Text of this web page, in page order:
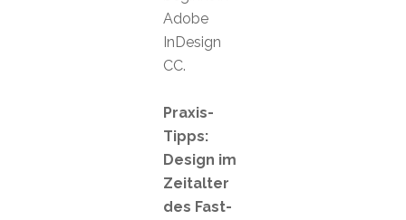
Adobe
InDesign
CC.
Praxis-
Tipps:
Design im
Zeitalter
des Fast-